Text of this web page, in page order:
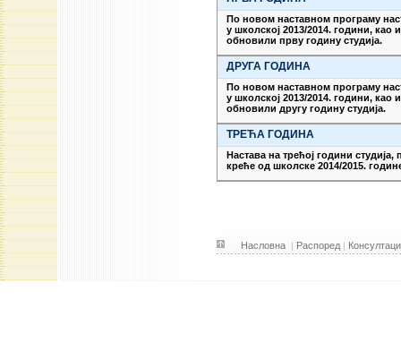
По новом наставном програму
у школској 2013/2014. години, као
обновили прву годину студија.
ДРУГА ГОДИНА
По новом наставном програму
у школској 2013/2014. години, као
обновили другу годину студија.
ТРЕЋА ГОДИНА
Настава на трећој години
креће од школске 2014/2015.
Насловна | Распоред |